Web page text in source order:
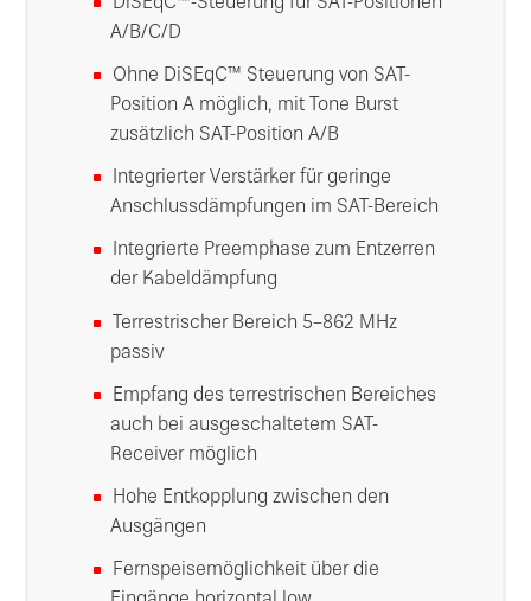
DiSEqC™-Steuerung für SAT-Positionen
A/B/C/D
Ohne DiSEqC™ Steuerung von SAT-
Position A möglich, mit Tone Burst
zusätzlich SAT-Position A/B
Integrierter Verstärker für geringe
Anschlussdämpfungen im SAT-Bereich
Integrierte Preemphase zum Entzerren
der Kabeldämpfung
Terrestrischer Bereich 5–862 MHz
passiv
Empfang des terrestrischen Bereiches
auch bei ausgeschaltetem SAT-
Receiver möglich
Hohe Entkopplung zwischen den
Ausgängen
Fernspeisemöglichkeit über die